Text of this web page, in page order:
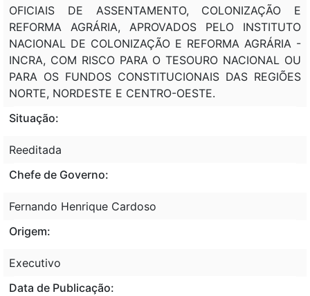
OFICIAIS DE ASSENTAMENTO, COLONIZAÇÃO E
REFORMA AGRÁRIA, APROVADOS PELO INSTITUTO
NACIONAL DE COLONIZAÇÃO E REFORMA AGRÁRIA -
INCRA, COM RISCO PARA O TESOURO NACIONAL OU
PARA OS FUNDOS CONSTITUCIONAIS DAS REGIÕES
NORTE, NORDESTE E CENTRO-OESTE.
Situação:
Reeditada
Chefe de Governo:
Fernando Henrique Cardoso
Origem:
Executivo
Data de Publicação: